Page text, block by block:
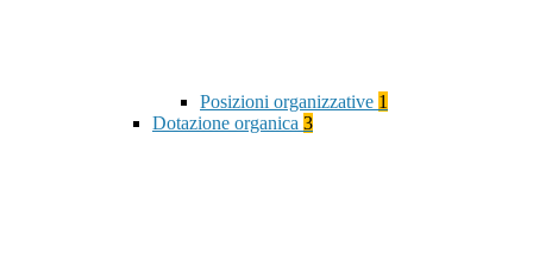
Posizioni organizzative 1
Dotazione organica 3